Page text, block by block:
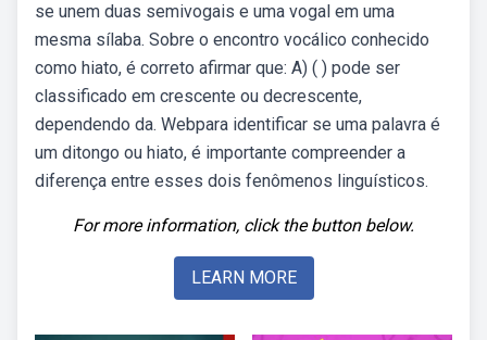
se unem duas semivogais e uma vogal em uma
mesma sílaba. Sobre o encontro vocálico conhecido
como hiato, é correto afirmar que: A) ( ) pode ser
classificado em crescente ou decrescente,
dependendo da. Webpara identificar se uma palavra é
um ditongo ou hiato, é importante compreender a
diferença entre esses dois fenômenos linguísticos.
For more information, click the button below.
LEARN MORE